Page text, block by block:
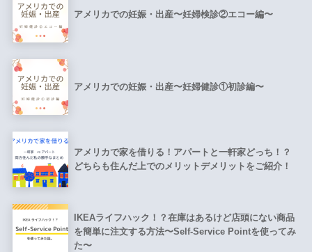
アメリカでの妊娠・出産〜妊婦検診②エコー編〜
アメリカでの妊娠・出産〜妊婦健診①初診編〜
アメリカで家を借りる！アパートと一軒家どっち！？
どちらも住んだ上でのメリットデメリットをご紹介！
IKEAライフハック！？在庫はあるけど店頭にない商品
を簡単に注文する方法〜Self-Service Pointを使ってみ
た〜